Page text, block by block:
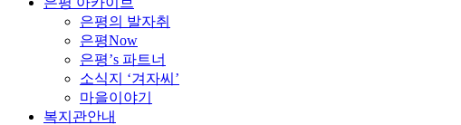
은평의 발자취
은평Now
은평’s 파트너
소식지 ‘겨자씨’
마을이야기
복지관안내